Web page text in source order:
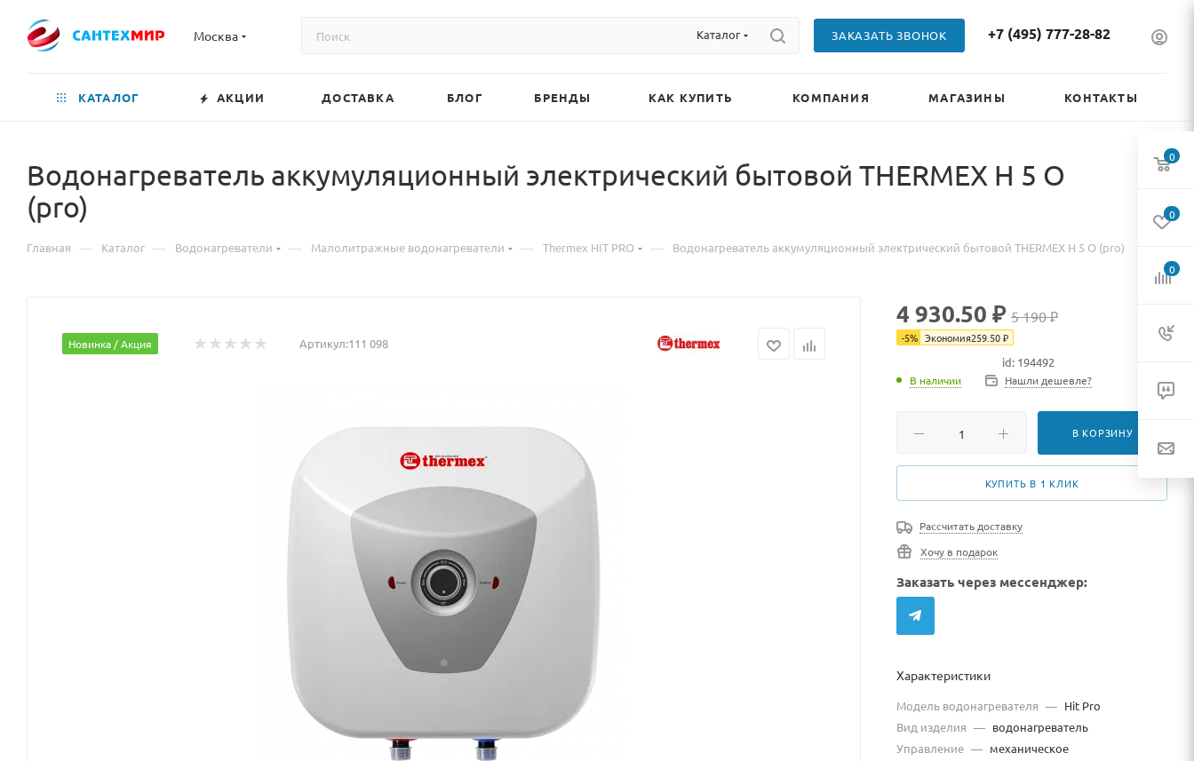
Москва Каталог ЗАКАЗАТЬ ЗВОНОК +7 (495) 777-28-82
КАТАЛОГ АКЦИИ ДОСТАВКА БЛОГ БРЕНДЫ КАК КУПИТЬ КОМПАНИЯ МАГАЗИНЫ КОНТАКТЫ
Водонагреватель аккумуляционный электрический бытовой THERMEX H 5 O
(pro)
Главная — Каталог — Водонагреватели — Малолитражные водонагреватели — Thermex HIT PRO — Водонагреватель аккумуляционный электрический бытовой THERMEX H 5 O (pro)
Новинка / Акция Артикул:111 098
4 930.50 ₽ 5 190 ₽
-5% Экономия259.50₽
id: 194492
В наличии Нашли дешевле?
В КОРЗИНУ
КУПИТЬ В 1 КЛИК
Рассчитать доставку
Хочу в подарок
Заказать через мессенджер:
Характеристики
Модель водонагревателя — Hit Pro
Вид изделия — водонагреватель
Управление — механическое
0
0
0